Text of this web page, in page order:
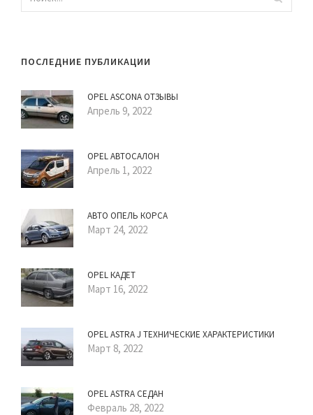
ПОСЛЕДНИЕ ПУБЛИКАЦИИ
OPEL ASCONA ОТЗЫВЫ
Апрель 9, 2022
OPEL АВТОСАЛОН
Апрель 1, 2022
АВТО ОПЕЛЬ КОРСА
Март 24, 2022
OPEL КАДЕТ
Март 16, 2022
OPEL ASTRA J ТЕХНИЧЕСКИЕ ХАРАКТЕРИСТИКИ
Март 8, 2022
OPEL ASTRA СЕДАН
Февраль 28, 2022